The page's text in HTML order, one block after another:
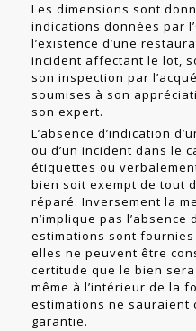
Les dimensions sont
indications données par
l’existence d’une
incident affectant le lot,
son inspection par
soumises à son
son expert.
L’absence d’indication
ou d’un incident dans le
étiquettes ou
bien soit exempt de tout
réparé. Inversement la
n’implique pas
estimations sont
elles ne peuvent être
certitude que le bien
même à l’intérieur de la
estimations ne sauraient
garantie.